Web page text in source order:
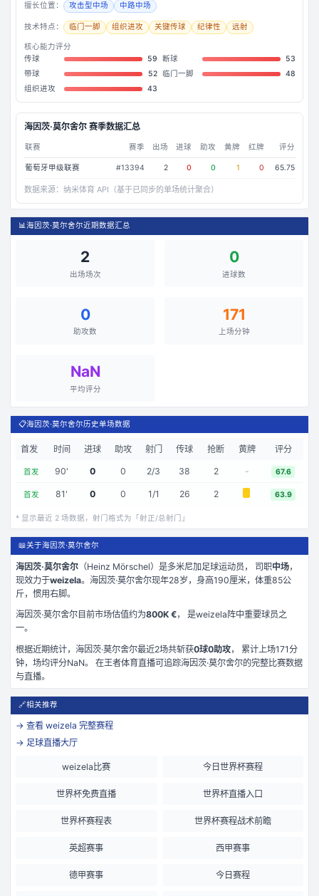
擅长位置： 攻击型中场 中路中场
技术特点： 临门一脚 组织进攻 关键传球 纪律性 远射
核心能力评分
传球
59 断球
53
带球
52 临门一脚
48
组织进攻
43
海因茨·莫尔舍尔赛季数据汇总
联赛 赛季 出场 进球 助攻 黄牌 红牌 评分
葡萄牙甲级联赛 #13394 2 0 0 1 0 65.75
数据来源： 纳米体育 API（基于已同步的单场统计聚合）
📊海因茨·莫尔舍尔近期数据汇总
2
出场场次
0
进球数
0
助攻数
171
上场分钟
NaN
平均评分
📋海因茨·莫尔舍尔历史单场数据
首发 时间 进球 助攻 射门 传球 抢断 黄牌 评分
首发 90' 0 0 2/3 38 2 - 67.6
首发 81' 0 0 1/1 26 2 63.9
* 显示最近 2 场数据，射门格式为「射正/总射门」
📖关于海因茨·莫尔舍尔
海因茨·莫尔舍尔 （Heinz Mörschel）是多米尼加足球运动员， 司职中场，
现效力于weizela。 海因茨·莫尔舍尔现年28岁 ，身高190厘米，体重85公
斤，惯用右脚。
海因茨·莫尔舍尔目前市场估值约为800K €， 是weizela 阵中重要球员之
一。
根据近期统计， 海因茨·莫尔舍尔最近2场共斩获0球0助攻， 累计上场171分
钟，场均评分NaN。 在王者体育直播可追踪海因茨·莫尔舍尔的完整比赛数据
与直播。
🔗相关推荐
→ 查看 weizela 完整赛程
→ 足球直播大厅
weizela比赛 今日世界杯赛程
世界杯免费直播 世界杯直播入口
世界杯赛程表 世界杯赛程战术前瞻
英超赛事 西甲赛事
德甲赛事 今日赛程